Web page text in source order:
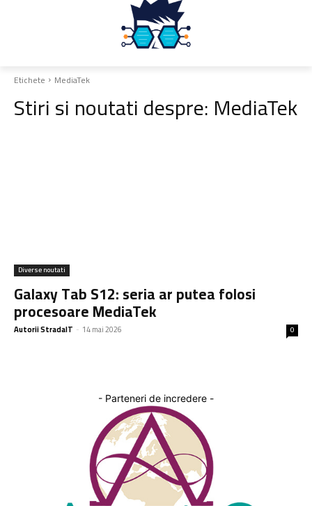
Etichete MediaTek
Stiri si noutati despre:MediaTek
Diverse noutati
Galaxy Tab S12: seria ar putea folosi
procesoare MediaTek
Autorii StradaIT - 14 mai 2026 0
- Parteneri de incredere -